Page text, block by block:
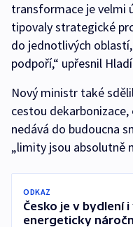
transformace je velmi
tipovaly strategické
do jednotlivých
podpoří,“ upřesnil
Nový ministr také
cestou
nedává do budoucna
„limity jsou absolutně
ODKAZ
Česko je v bydlení
energeticky